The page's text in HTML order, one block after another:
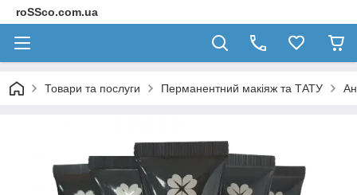
roSSco.com.ua
Товари та послуги Перманентний макіяж та ТАТУ